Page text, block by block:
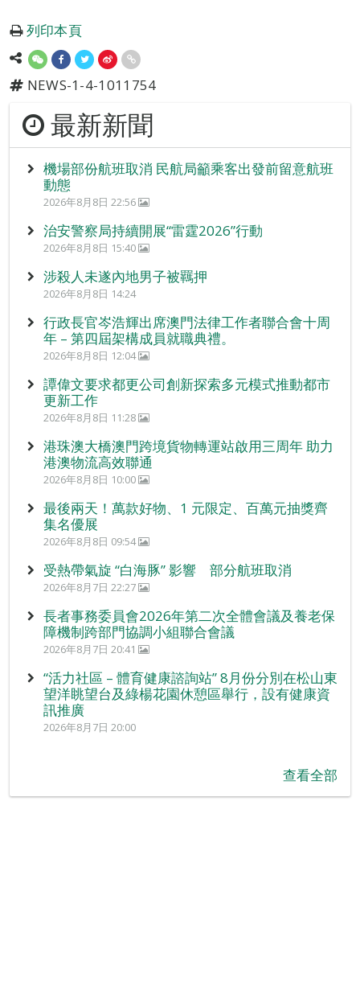
列印本頁
NEWS-1-4-1011754
最新新聞
機場部份航班取消 民航局籲乘客出發前留意航班
動態
2026年8月8日 22:56
治安警察局持續開展“雷霆2026”行動
2026年8月8日 15:40
涉殺人未遂內地男子被羈押
2026年8月8日 14:24
行政長官岑浩輝出席澳門法律工作者聯合會十周
年 – 第四屆架構成員就職典禮。
2026年8月8日 12:04
譚偉文要求都更公司創新探索多元模式推動都市
更新工作
2026年8月8日 11:28
港珠澳大橋澳門跨境貨物轉運站啟用三周年 助力
港澳物流高效聯通
2026年8月8日 10:00
最後兩天！萬款好物、1 元限定、百萬元抽獎齊
集名優展
2026年8月8日 09:54
受熱帶氣旋 “白海豚” 影響 部分航班取消
2026年8月7日 22:27
長者事務委員會2026年第二次全體會議及養老保
障機制跨部門協調小組聯合會議
2026年8月7日 20:41
“活力社區 – 體育健康諮詢站” 8月份分別在松山東
望洋眺望台及綠楊花園休憩區舉行，設有健康資
訊推廣
2026年8月7日 20:00
查看全部